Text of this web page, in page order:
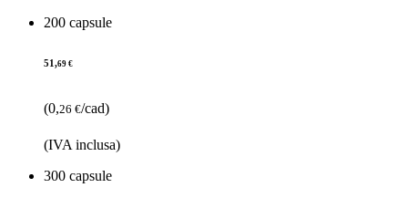
200 capsule
51,69 €
(0,26 €/cad)
(IVA inclusa)
300 capsule